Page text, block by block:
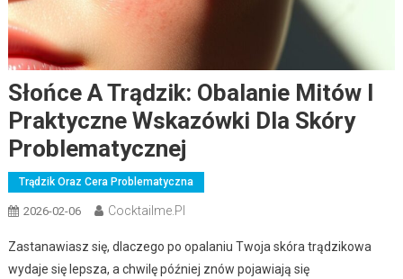
Słońce A Trądzik: Obalanie Mitów I
Praktyczne Wskazówki Dla Skóry
Problematycznej
Trądzik Oraz Cera Problematyczna
2026-02-06 Cocktailme.pl
Zastanawiasz się, dlaczego po opalaniu Twoja skóra trądzikowa
wydaje się lepsza, a chwilę później znów pojawiają się